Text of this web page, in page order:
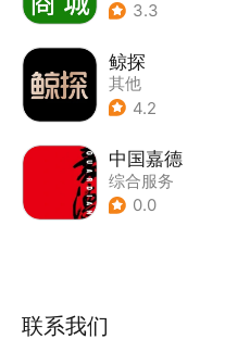
3.3
鲸探
其他
4.2
中国嘉德
综合服务
0.0
联系我们